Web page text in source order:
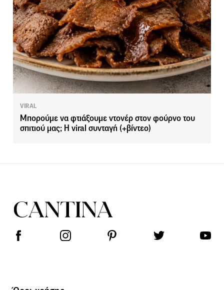
VIRAL
Μπορούμε να φτιάξουμε ντονέρ στον φούρνο του
σπιτιού μας; Η viral συνταγή (+βίντεο)